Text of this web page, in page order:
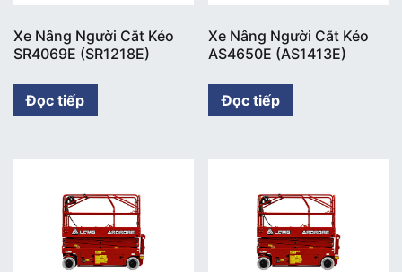
Xe Nâng Người Cắt Kéo
SR4069E (SR1218E)
Đọc tiếp
Xe Nâng Người Cắt Kéo
AS4650E (AS1413E)
Đọc tiếp